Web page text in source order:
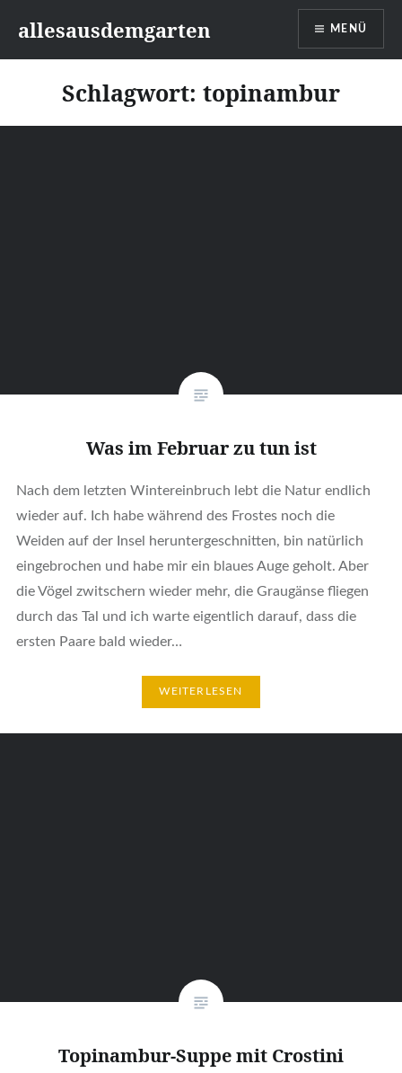
Inhaltallesausdemgarten MENÜ
Schlagwort: topinambur
Was im Februar zu tun ist
Nach dem letzten Wintereinbruch lebt die Natur endlich
wieder auf. Ich habe während des Frostes noch die
Weiden auf der Insel heruntergeschnitten, bin natürlich
eingebrochen und habe mir ein blaues Auge geholt. Aber
die Vögel zwitschern wieder mehr, die Graugänse fliegen
durch das Tal und ich warte eigentlich darauf, dass die
ersten Paare bald wieder…
WEITERLESEN
Topinambur-Suppe mit Crostini